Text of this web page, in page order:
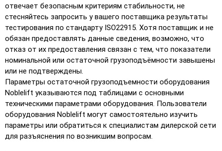
отвечает безопасным критериям стабильности, не
стесняйтесь запросить у вашего поставщика результаты
тестирования по стандарту ISO22915. Хотя поставщик и не
обязан предоставлять данные сведения, возможно, что
отказ от их предоставления связан с тем, что показатели
номинальной или остаточной грузоподъёмности завышены
или не подтверждены.
Параметры остаточной грузоподъемности оборудования
Noblelift указываются под таблицами с основными
техническими параметрами оборудования. Пользователи
оборудования Noblelift могут самостоятельно изучить
параметры или обратиться к специалистам дилерской сети
для разъяснения по возникшим вопросам.